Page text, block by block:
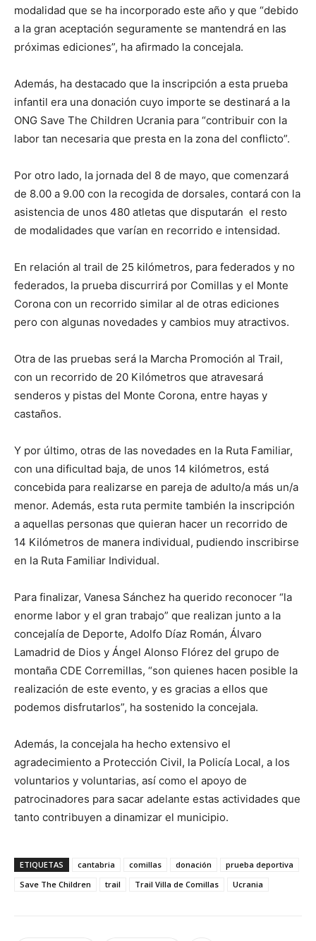
modalidad que se ha incorporado este año y que “debido
a la gran aceptación seguramente se mantendrá en las
próximas ediciones”, ha afirmado la concejala.
Además, ha destacado que la inscripción a esta prueba
infantil era una donación cuyo importe se destinará a la
ONG Save The Children Ucrania para “contribuir con la
labor tan necesaria que presta en la zona del conflicto”.
Por otro lado, la jornada del 8 de mayo, que comenzará
de 8.00 a 9.00 con la recogida de dorsales, contará con la
asistencia de unos 480 atletas que disputarán el resto
de modalidades que varían en recorrido e intensidad.
En relación al trail de 25 kilómetros, para federados y no
federados, la prueba discurrirá por Comillas y el Monte
Corona con un recorrido similar al de otras ediciones
pero con algunas novedades y cambios muy atractivos.
Otra de las pruebas será la Marcha Promoción al Trail,
con un recorrido de 20 Kilómetros que atravesará
senderos y pistas del Monte Corona, entre hayas y
castaños.
Y por último, otras de las novedades en la Ruta Familiar,
con una dificultad baja, de unos 14 kilómetros, está
concebida para realizarse en pareja de adulto/a más un/a
menor. Además, esta ruta permite también la inscripción
a aquellas personas que quieran hacer un recorrido de
14 Kilómetros de manera individual, pudiendo inscribirse
en la Ruta Familiar Individual.
Para finalizar, Vanesa Sánchez ha querido reconocer “la
enorme labor y el gran trabajo” que realizan junto a la
concejalía de Deporte, Adolfo Díaz Román, Álvaro
Lamadrid de Dios y Ángel Alonso Flórez del grupo de
montaña CDE Corremillas, “son quienes hacen posible la
realización de este evento, y es gracias a ellos que
podemos disfrutarlos”, ha sostenido la concejala.
Además, la concejala ha hecho extensivo el
agradecimiento a Protección Civil, la Policía Local, a los
voluntarios y voluntarias, así como el apoyo de
patrocinadores para sacar adelante estas actividades que
tanto contribuyen a dinamizar el municipio.
ETIQUETAS cantabria comillas donación
prueba deportiva
Save The Children
trail Trail Villa de Comillas Ucrania